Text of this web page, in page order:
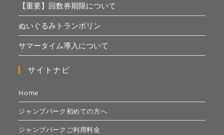
【重要】回数券期限について
ぬいぐるみトランポリン
サマータイム導入について
サイトナビ
Home
ジャンプパーク初めての方へ
ジャンプパークご利用料金